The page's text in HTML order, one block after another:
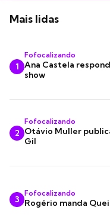
Mais lidas
1
Fofocalizando
Ana Castela
show
2
Fofocalizando
Otávio Muller
Gil
3
Fofocalizando
Rogério manda